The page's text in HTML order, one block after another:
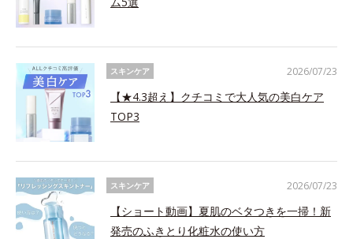
スキンケア
【★4.3超え】クチコミで大人気の美白ケア
TOP3
2026/07/23
スキンケア
【ショート動画】夏肌のベタつきを一掃！新
発売のふきとり化粧水の使い方
2026/07/23